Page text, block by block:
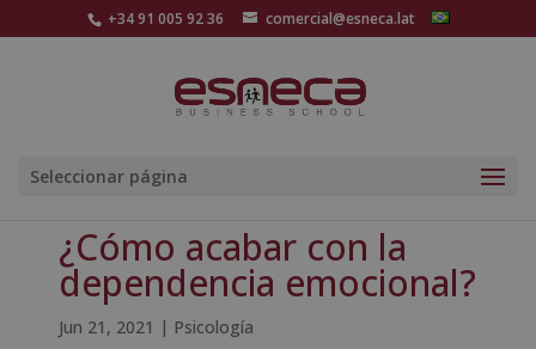
+34 91 005 92 36 comercial@esneca.lat
Seleccionar página
¿Cómo acabar con la
dependencia emocional?
Jun 21, 2021 | Psicología